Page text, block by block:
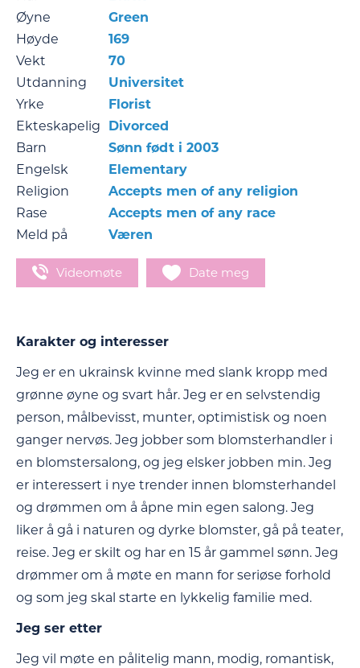
Øyne
Green
Høyde
169
Vekt
70
Utdanning
Universitet
Yrke
Florist
Ekteskapelig
Divorced
Barn
Sønn født i 2003
Engelsk
Elementary
Religion
Accepts men of any religion
Rase
Accepts men of any race
Meld på
Væren
Videomøte Date meg
Karakter og interesser
Jeg er en ukrainsk kvinne med slank kropp med
grønne øyne og svart hår. Jeg er en selvstendig
person, målbevisst, munter, optimistisk og noen
ganger nervøs. Jeg jobber som blomsterhandler i
en blomstersalong, og jeg elsker jobben min. Jeg
er interessert i nye trender innen blomsterhandel
og drømmen om å åpne min egen salong. Jeg
liker å gå i naturen og dyrke blomster, gå på teater,
reise. Jeg er skilt og har en 15 år gammel sønn. Jeg
drømmer om å møte en mann for seriøse forhold
og som jeg skal starte en lykkelig familie med.
Jeg ser etter
Jeg vil møte en pålitelig mann, modig, romantisk,